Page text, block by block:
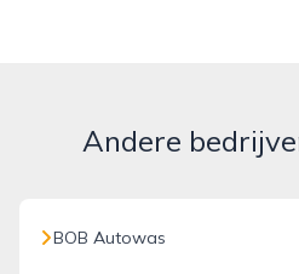
Andere
BOB Autowas